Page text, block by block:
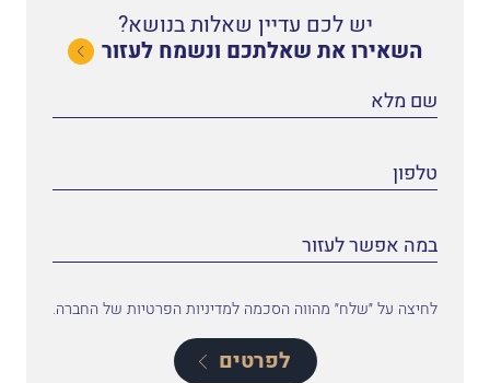
יש לכם עדיין שאלות בנושא?
השאירו את שאלתכם ונשמח לעזור
לחיצה על ״שלח״ מהווה הסכמה למדיניות הפרטיות של החברה.
לפרטים